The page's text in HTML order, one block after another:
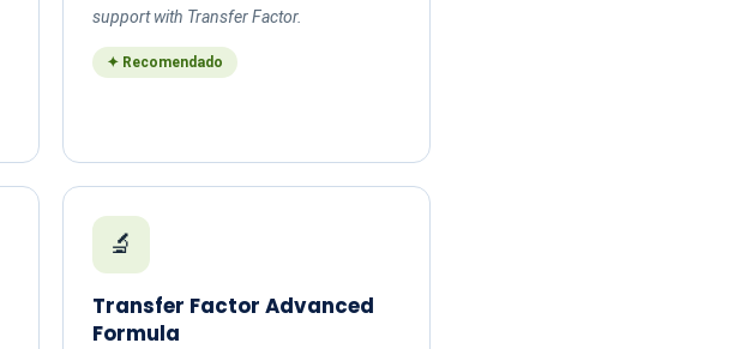
support with Transfer Factor.
✦ Recomendado
🔬
Transfer Factor Advanced
Formula